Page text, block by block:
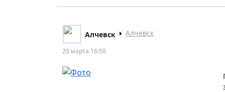
Алчевск Алчевск
20 марта 16:58